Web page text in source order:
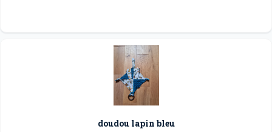
doudou lapin bleu